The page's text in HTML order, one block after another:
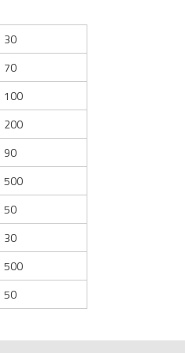
30
70
100
200
90
500
50
30
500
50